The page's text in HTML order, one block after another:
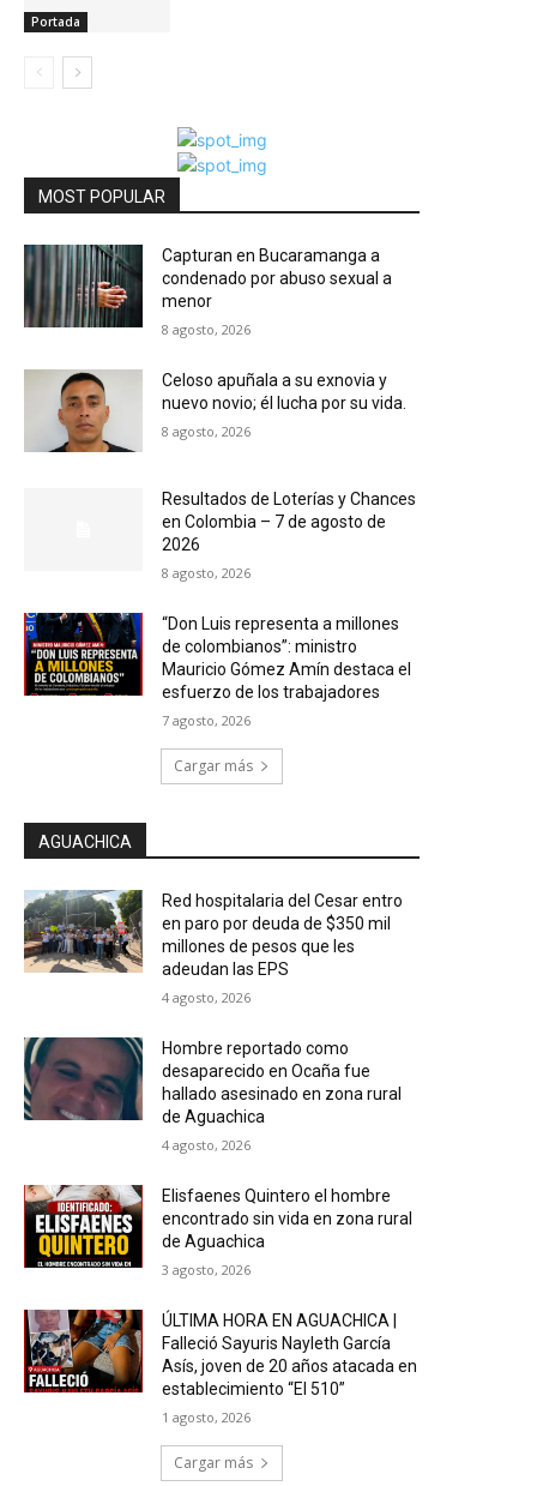
Portada
MOST POPULAR
Capturan en Bucaramanga a
condenado por abuso sexual a
menor
8 agosto, 2026
Celoso apuñala a su exnovia y
nuevo novio; él lucha por su vida.
8 agosto, 2026
Resultados de Loterías y Chances
en Colombia – 7 de agosto de
2026
8 agosto, 2026
“Don Luis representa a millones
de colombianos”: ministro
Mauricio Gómez Amín destaca el
esfuerzo de los trabajadores
7 agosto, 2026
Cargar más
AGUACHICA
Red hospitalaria del Cesar entro
en paro por deuda de $350 mil
millones de pesos que les
adeudan las EPS
4 agosto, 2026
Hombre reportado como
desaparecido en Ocaña fue
hallado asesinado en zona rural
de Aguachica
4 agosto, 2026
Elisfaenes Quintero el hombre
encontrado sin vida en zona rural
de Aguachica
3 agosto, 2026
ÚLTIMA HORA EN AGUACHICA |
Falleció Sayuris Nayleth García
Asís, joven de 20 años atacada en
establecimiento “El 510”
1 agosto, 2026
Cargar más